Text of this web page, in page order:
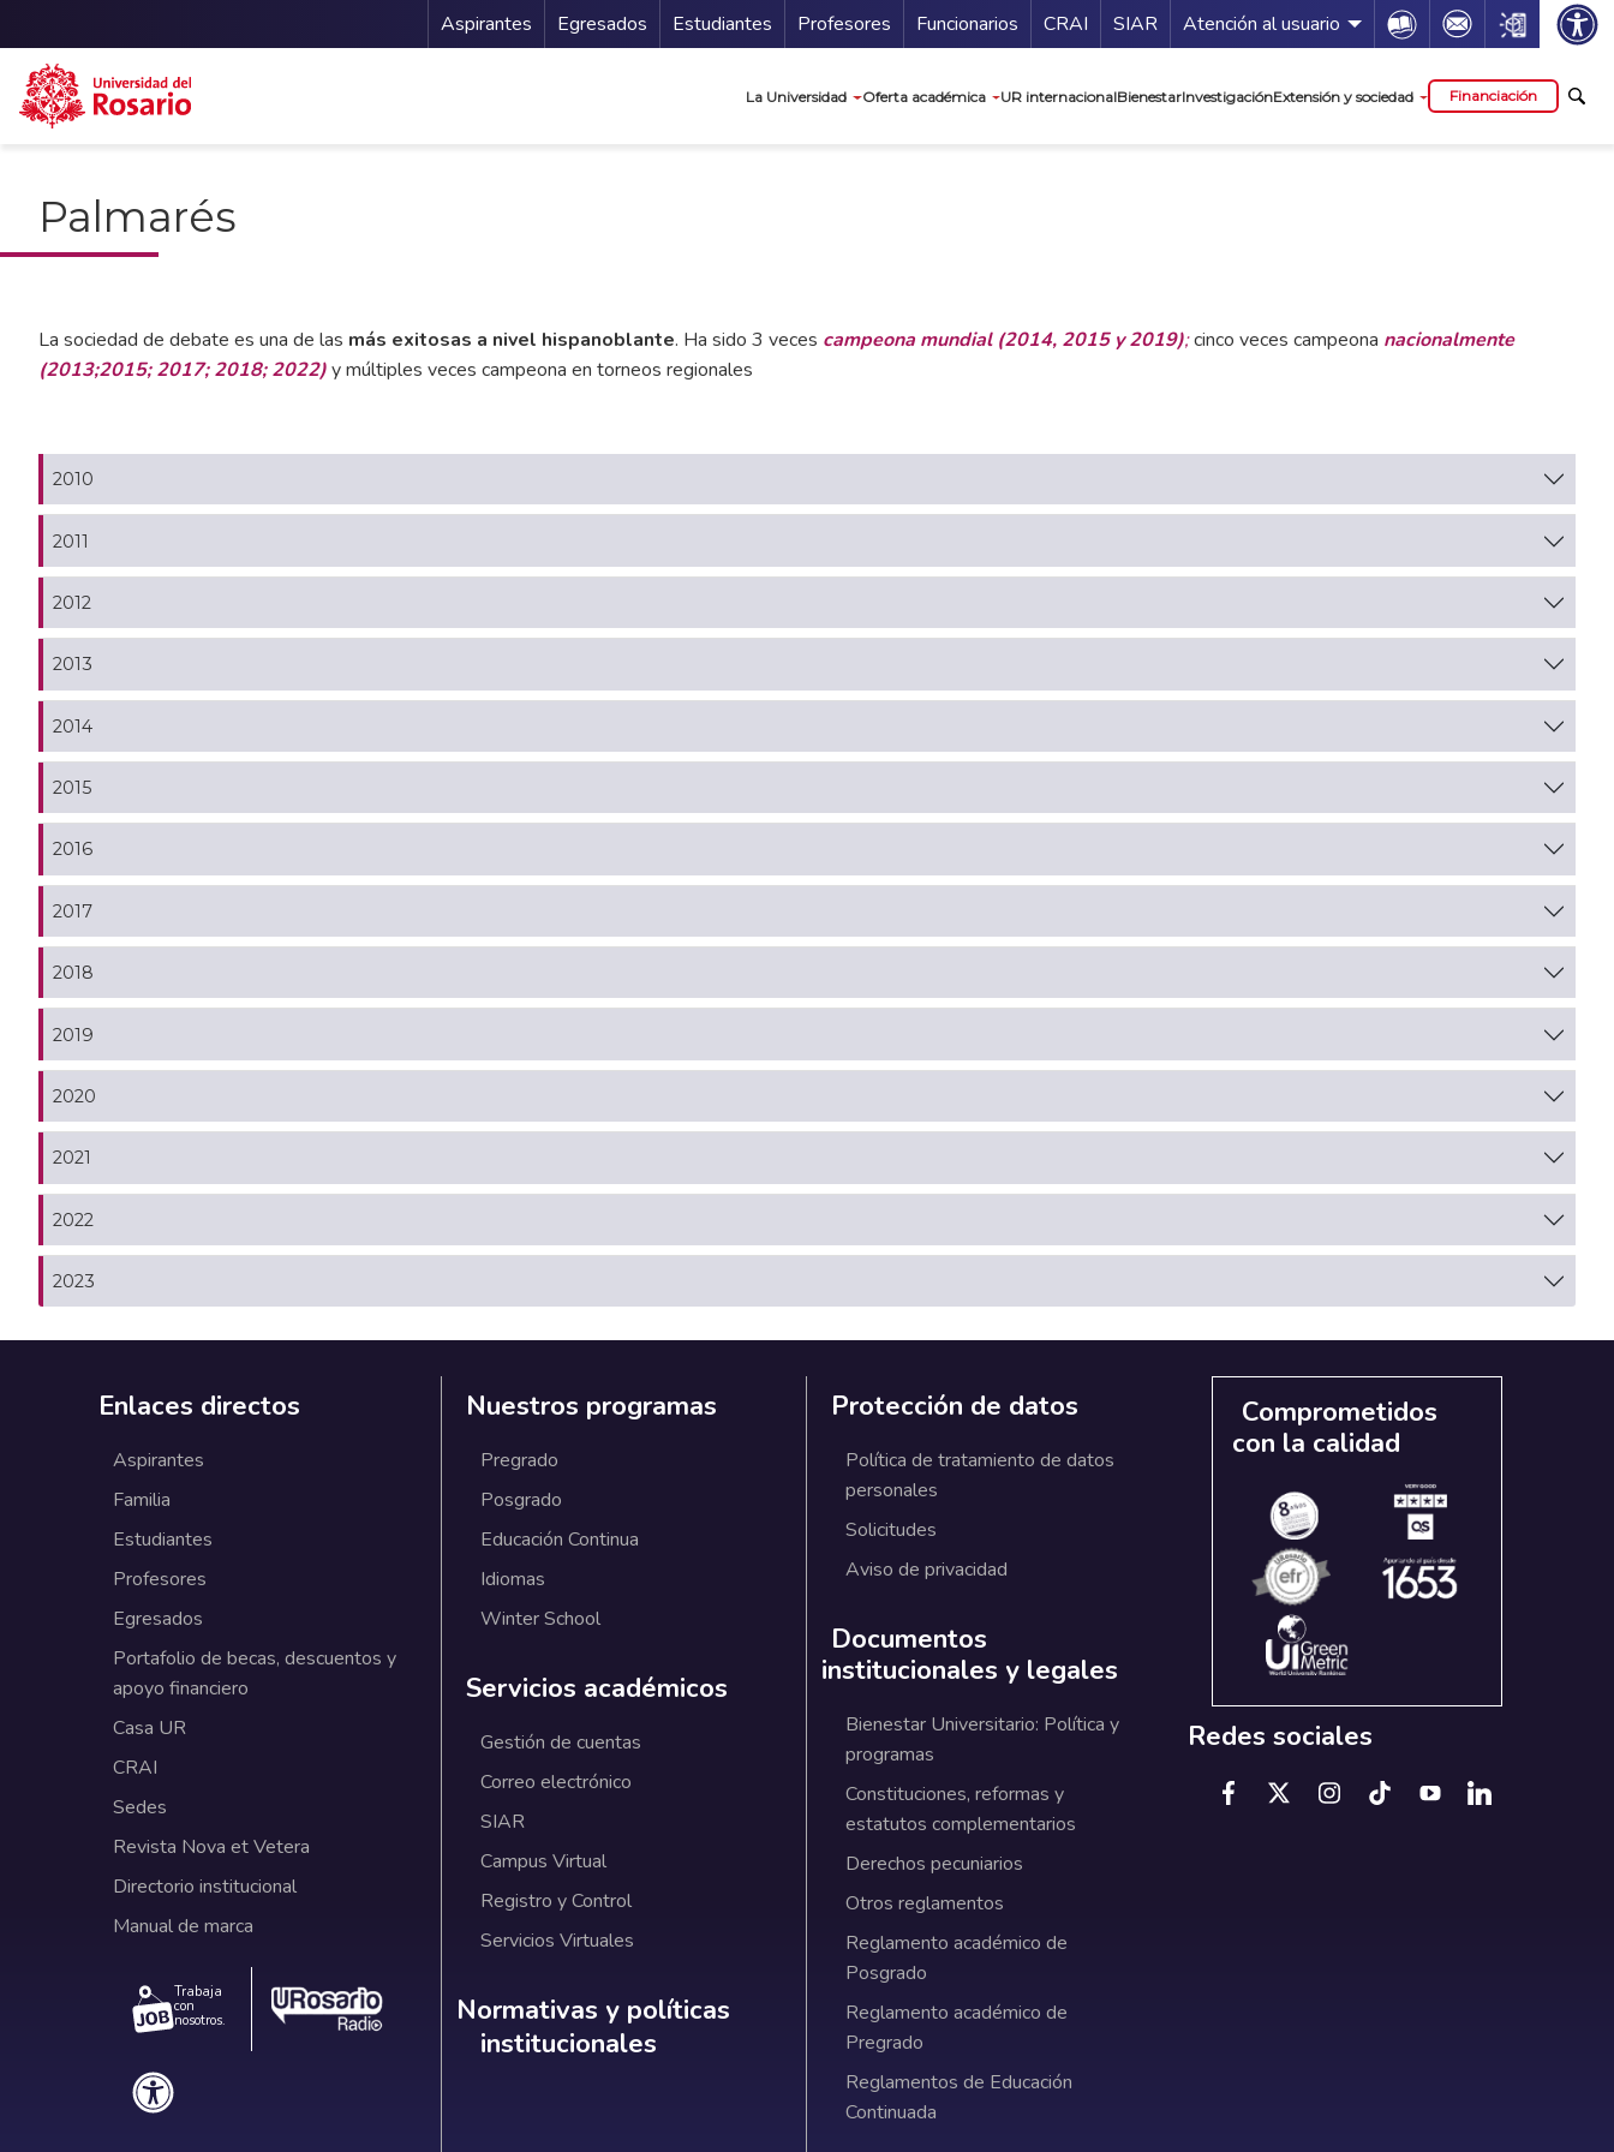
Menu Secundario
Aspirantes Egresados Estudiantes Profesores Funcionarios Guía de servicios
CRAI SIAR Atención al usuario Icon Icon Icon
La Universidad Oferta académica UR internacionalBienestarInvestigaciónExtensión y sociedad Financiación
Palmarés
La sociedad de debate es una de las más exitosas a nivel hispanoblante. Ha sido 3 veces campeona mundial (2014, 2015 y 2019);cinco veces campeona nacionalmente
(2013;2015; 2017; 2018; 2022)y múltiples veces campeona en torneos regionales
2010
2011
2012
2013
2014
2015
2016
2017
2018
2019
2020
2021
2022
2023
Enlaces directos
Aspirantes
Familia
Estudiantes
Profesores
Egresados
Portafolio de becas, descuentos y
apoyo financiero
Casa UR
CRAI
Sedes
Revista Nova et Vetera
Directorio institucional
Manual de marca
Trabaja
con
nosotros.
Nuestros programas
Pregrado
Posgrado
Educación Continua
Idiomas
Winter School
Servicios académicos
Gestión de cuentas
Correo electrónico
SIAR
Campus Virtual
Registro y Control
Servicios Virtuales
Normativas y políticas institucionales
Normativas y políticas
institucionales
Protección de datos
Política de tratamiento de datos
personales
Solicitudes
Aviso de privacidad
Documentos
institucionales y legales
Bienestar Universitario: Política y
programas
Constituciones, reformas y
estatutos complementarios
Derechos pecuniarios
Otros reglamentos
Reglamento académico de
Posgrado
Reglamento académico de
Pregrado
Reglamentos de Educación
Continuada
Comprometidos
con la calidad
Redes sociales